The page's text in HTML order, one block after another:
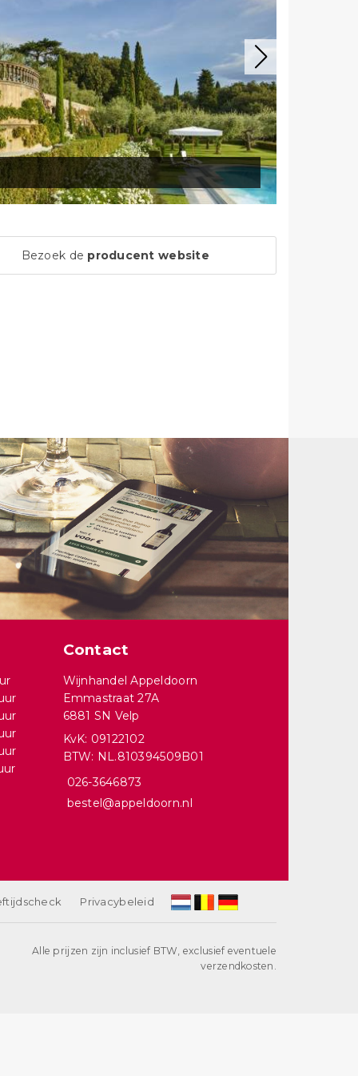
Bezoek de producent website
Contact
Wijnhandel Appeldoorn
Emmastraat 27A
6881 SN Velp
KvK: 09122102
BTW: NL.810394509B01
026-3646873
bestel@appeldoorn.nl
Privacybeleid
Alle prijzen zijn inclusief BTW, exclusief eventuele
verzendkosten.